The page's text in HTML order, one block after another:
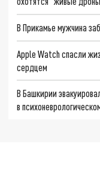
В Прикамье мужчина
Apple Watch спасли
сердцем
В Башкирии
в